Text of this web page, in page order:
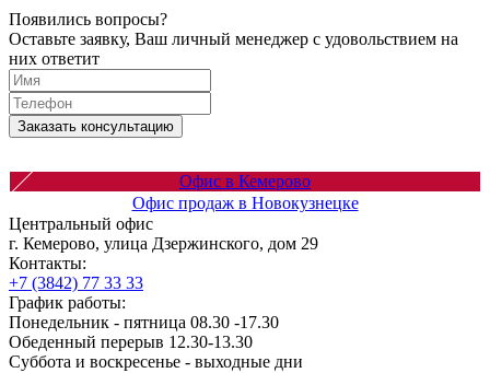
Появились вопросы?
Оставьте заявку, Ваш личный менеджер с удовольствием на
них ответит
Заказать консультацию
Офис в Кемерово
Офис продаж в Новокузнецке
Центральный офис
г. Кемерово, улица Дзержинского, дом 29
Контакты:
+7 (3842) 77 33 33
График работы:
Понедельник - пятница 08.30 -17.30
Обеденный перерыв 12.30-13.30
Суббота и воскресенье - выходные дни